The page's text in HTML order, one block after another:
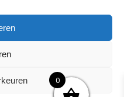
|Retourbeleid|
Disclaimer
tenzij anders
0